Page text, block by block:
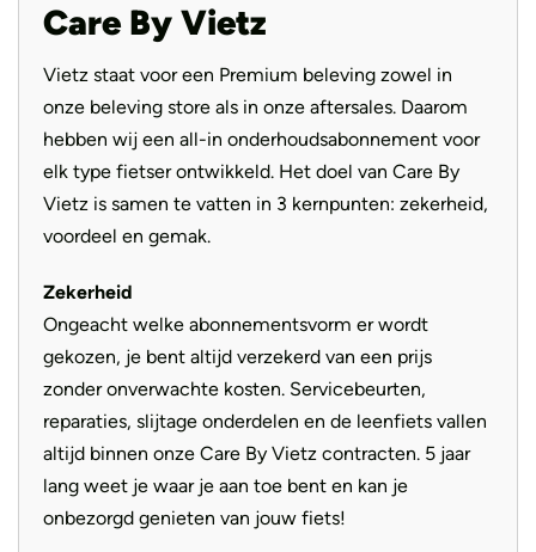
Performance Line CX motor, met een koppel tot 85 Nm.
Deze middenmoter zorgt voor een krachtige, maar
natuurlijke ondersteuning, zelfs op steile hellingen. Dankzij
het slimme motorbeheer en de combinatie met het
Enviolo systeem schakelt de fiets traploos en vloeiend,
zonder dat je hoeft te stoppen met trappen. Ideaal voor
stadsverkeer én avontuurlijke ritten in heuvelachtig
De aandrijving
De Enviolo traploze versnellingsnaaf in combinatie met de
duurzame Gates CDX riemaandrijving zorgt voor
onderhoudsarm fietsplezier. Geen schokken bij het
schakelen, geen roestende ketting en minimale slijtage:
dit systeem is ontworpen voor comfort en duurzaamheid.
Banden
Schwalbe Super Moto-X 62-
Binnenband Schwalbe AV21
Voorvork
Federgabel Fox AWL 34, Air,
120mm
Voorblad 39T
Zadel Ergon SF10 Gel
Aandrijving Riem
Care By Vietz
Vietz staat voor een Premium beleving zowel in
onze beleving store als in onze aftersales. Daarom
hebben wij een all-in onderhoudsabonnement voor
elk type fietser ontwikkeld. Het doel van Care By
Vietz is samen te vatten in 3 kernpunten: zekerheid,
voordeel en gemak.
Zekerheid
Ongeacht welke abonnementsvorm er wordt
gekozen, je bent altijd verzekerd van een prijs
zonder onverwachte kosten. Servicebeurten,
reparaties, slijtage onderdelen en de leenfiets vallen
altijd binnen onze Care By Vietz contracten. 5 jaar
lang weet je waar je aan toe bent en kan je
onbezorgd genieten van jouw fiets!